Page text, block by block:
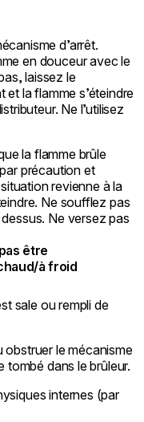
d’arrêt.
en douceur avec le
laissez le
et la flamme s’éteindre
Ne l’utilisez
la flamme brûle
précaution et
revienne à la
Ne soufflez pas
Ne versez pas
être
à froid
sale ou rempli de
le mécanisme
tombé dans le brûleur.
internes (par